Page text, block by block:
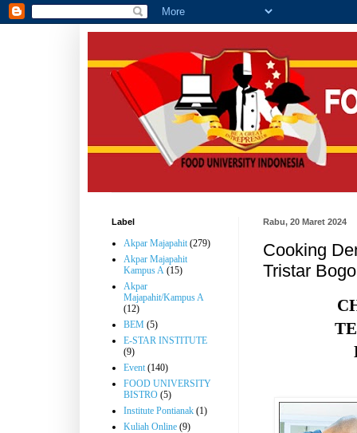
Rabu, 20 Maret 2024
Cooking
Tristar
Label
Akpar Majapahit (279)
Akpar Majapahit
Kampus A (15)
Akpar
Majapahit/Kampus A
(12)
BEM (5)
E-STAR INSTITUTE
(9)
Event (140)
FOOD UNIVERSITY
BISTRO (5)
Institute Pontianak (1)
Kuliah Online (9)